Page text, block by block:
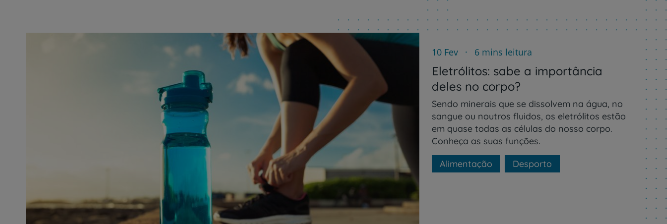
10 Fev 6 mins leitura
Eletrólitos: sabe a importância
deles no corpo?
Sendo minerais que se dissolvem na água, no
sangue ou noutros fluidos, os eletrólitos estão
em quase todas as células do nosso corpo.
Conheça as suas funções.
Alimentação
Desporto